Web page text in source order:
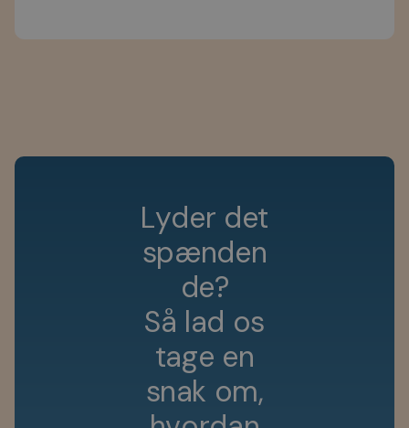
Lyder det
spænden
de?
Så lad os
tage en
snak om,